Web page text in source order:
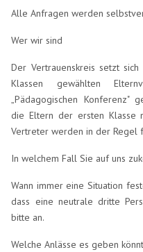
Alle Anfragen werden
Wer wir sind
Der Vertrauenskreis setzt
Klassen gewählten
„Pädagogischen Konferenz"
die Eltern der ersten Klasse
Vertreter werden in der Regel
In welchem Fall Sie auf uns
Wann immer eine Situation
dass eine neutrale dritte
bitte an.
Welche Anlässe es geben